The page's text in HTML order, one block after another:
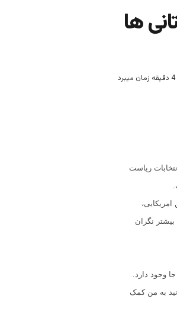
ها
ریاست
نگران
وجود دارد.
به من کمک